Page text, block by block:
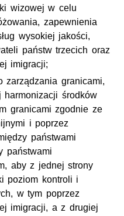
wizowej w celu
zapewnienia
wysokiej jakości,
państw trzecich oraz
imigracji;
zarządzania granicami,
środków
granicami zgodnie ze
i poprzez
państwami
państwami
aby z jednej strony
poziom kontroli i
w tym poprzez
imigracji, a z drugiej